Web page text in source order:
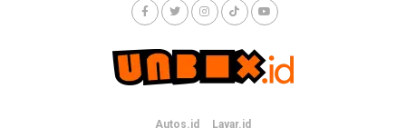
Autos.id Layar.id